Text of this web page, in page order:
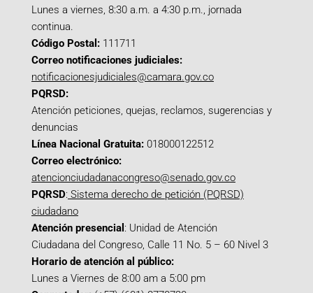
Lunes a viernes, 8:30 a.m. a 4:30 p.m., jornada
continua.
Código Postal: 111711
Correo notificaciones judiciales:
notificacionesjudiciales@camara.gov.co
PQRSD:
Atención peticiones, quejas, reclamos, sugerencias y
denuncias
Línea Nacional Gratuita: 018000122512
Correo electrónico:
atencionciudadanacongreso@senado.gov.co
PQRSD: Sistema derecho de petición (PQRSD)
ciudadano
Atención presencial : Unidad de Atención
Ciudadana del Congreso, Calle 11 No. 5 – 60 Nivel 3
Horario de atención al público:
Lunes a Viernes de 8:00 am a 5:00 pm